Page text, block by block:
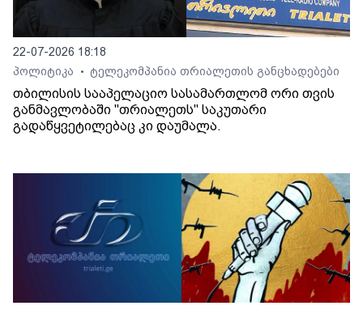
22-07-2026 18:18
პოლიტიკა
• ტელეკომპანია თრიალეთის განცხადებები
თბილისის სააპელაციო სასამართლომ ორი თვის
განმავლობაში "თრიალეთს" საკუთარი
გადაწყვეტილებაც კი დაუმალა.